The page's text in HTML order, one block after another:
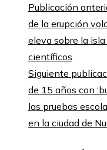
Publicación
de la erupción
eleva sobre la
científicos
Siguiente
de 15 años con
las pruebas
en la ciudad de